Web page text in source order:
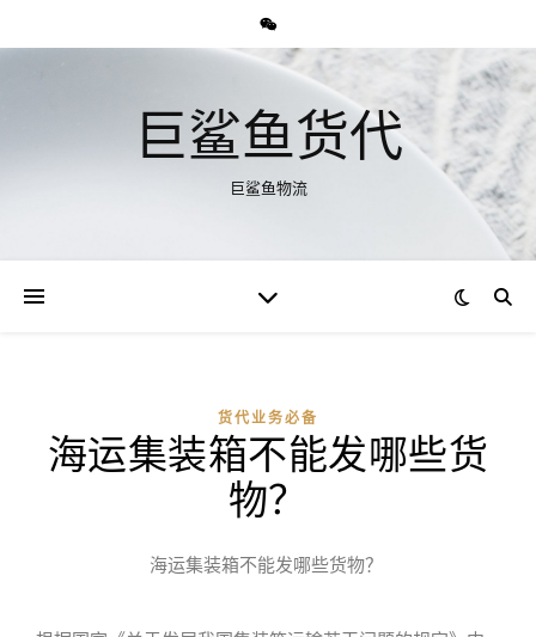
巨鲨鱼货代
巨鲨鱼物流
货代业务必备
海运集装箱不能发哪些货
物？
海运集装箱不能发哪些货物？